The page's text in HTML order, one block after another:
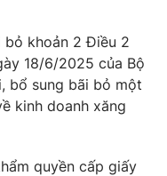
bỏ khoản 2 Điều 2
18/6/2025 của Bộ
bổ sung bãi bỏ một
kinh doanh xăng
quyền cấp giấy